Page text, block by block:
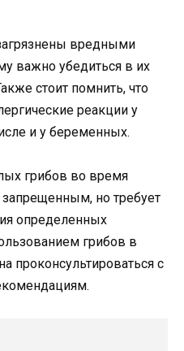
вредными
важно убедиться в их
стоит помнить, что
реакции у
и у беременных.
грибов во время
но требует
определенных
грибов в
проконсультироваться с